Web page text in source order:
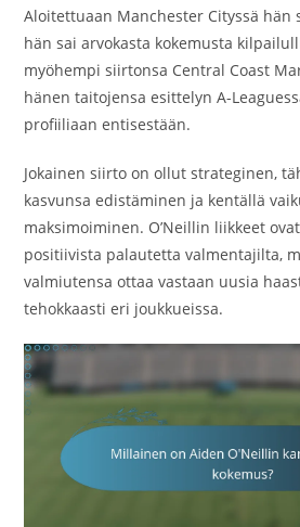
Aloitettuaan Manchester Cityssä hän
hän sai arvokasta kokemusta
myöhempi siirtonsa Central Coast
hänen taitojensa esittelyn A-
profiiliaan entisestään.
Jokainen siirto on ollut strateginen,
kasvunsa edistäminen ja kentällä
maksimoiminen. O’Neillin liikkeet
positiivista palautetta valmentajilta,
valmiutensa ottaa vastaan uusia
tehokkaasti eri joukkueissa.